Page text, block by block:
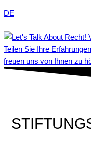
DE
Teilen Sie Ihre
freuen uns von Ihnen zu